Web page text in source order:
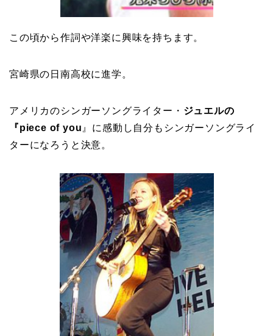
この頃から作詞や洋楽に興味を持ちます。
宮崎県の日南高校に進学。
アメリカのシンガーソングライター・ ジュエルの
『piece of you 』に感動し自分もシンガーソングライ
ターになろうと決意。